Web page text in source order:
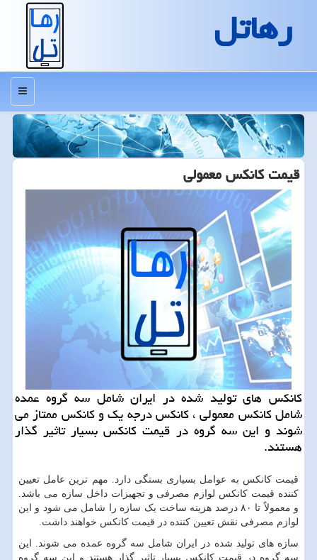
رهاتل
منو
قیمت كانكس معمولی
كانكس های تولید شده در ایران شامل سه گروه عمده
شامل كانكس معمولی ، كانكس درجه یك و كانكس ممتاز می
شوند و این سه گروه در قیمت كانكس بسیار تاثیر گذار
هستند.
قیمت کانکس به عوامل بسیاری بستگی دارد. مهم ترین عامل تعیین
کننده قیمت کانکس لوازم مصرفی و تجهیزات داخل سازه می باشد.
و معمولاً تا ۸۰ درصد هزینه ساخت یک سازه را شامل می شود و این
لوازم مصرفی نقش تعیین کننده در قیمت کانکس خواهند داشت.
سازه های تولید شده در ایران شامل سه گروه عمده می شوند. این
سه گروه در قیمت کانکس بسیار تاثیر گذار هستند و این سه گروه